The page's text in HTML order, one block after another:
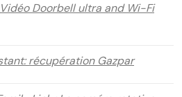
Vidéo Doorbell ultra and Wi-Fi
récupération Gazpar